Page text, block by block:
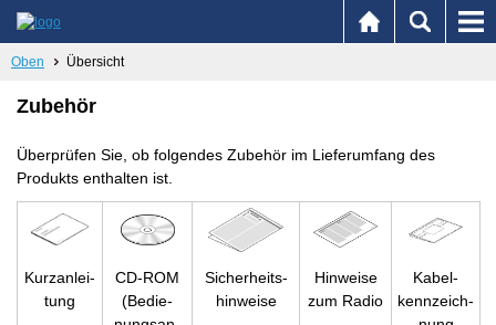
Oben Übersicht
Zubehör
Überprüfen Sie, ob folgendes Zubehör im Lieferumfang des
Produkts enthalten ist.
Kurz­an­lei­
tung
CD-ROM
(Be­die­
Si­cher­heits­
hin­wei­se
Hin­wei­se
zum Radio
Ka­bel­
kenn­zeich­